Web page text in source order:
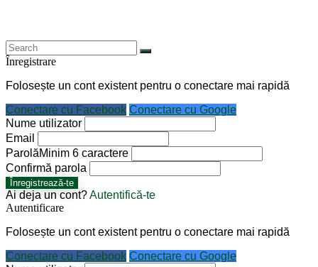
Înregistrare
Folosește un cont existent pentru o conectare mai rapidă
Conectare cu Facebook Conectare cu Google
Nume utilizator
Email
ParolăMinim 6 caractere
Confirmă parola
Înregistrează-te
Ai deja un cont?Autentifică-te
Autentificare
Folosește un cont existent pentru o conectare mai rapidă
Conectare cu Facebook Conectare cu Google